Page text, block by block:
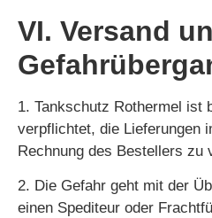
VI. Versand
1. Tankschutz Rothermel ist
verpflichtet, die Lieferungen
Rechnung des Bestellers zu
2. Die Gefahr geht mit der
einen Spediteur oder